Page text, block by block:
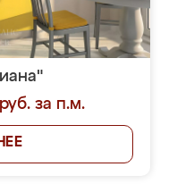
за п.м.